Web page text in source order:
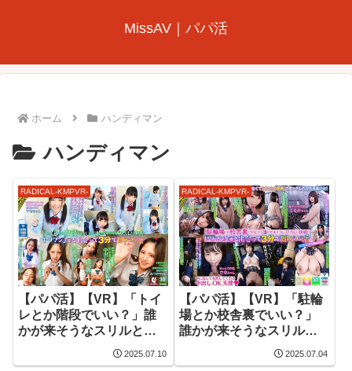
MissAV｜パパ活
ホーム ハンディマン
ハンディマン
RADICAL-KMPVR-
【パパ活】【VR】「トイ
レとか階段でいい？」誰
かが来そうなスリルと快
感！ヤリマンJ○と出会っ
2025.07.10
RADICAL-KMPVR-
【パパ活】【VR】「駐輪
場とか校舎裏でいい？」
誰かが来そうなスリルと
快感！ヤリマンJ○と出会
って3分で即パパ活
2025.07.04